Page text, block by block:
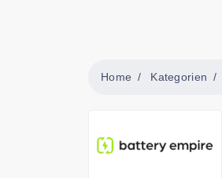
Home Kategorien